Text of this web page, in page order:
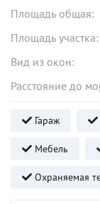
Площадь общая:
Площадь участка:
Вид из окон:
Расстояние до
Гараж
Мебель
Охраняемая